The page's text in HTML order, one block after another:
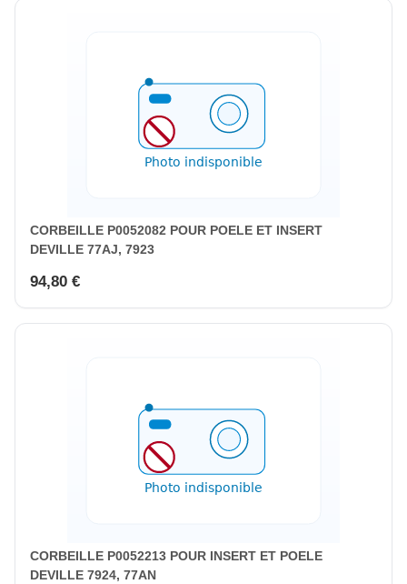
CORBEILLE P0052082 POUR POELE ET INSERT
DEVILLE 77AJ, 7923
94,80 €
CORBEILLE P0052213 POUR INSERT ET POELE
DEVILLE 7924, 77AN